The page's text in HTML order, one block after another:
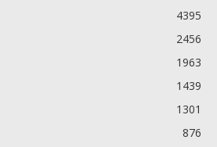
4395
2456
1963
1439
1301
876